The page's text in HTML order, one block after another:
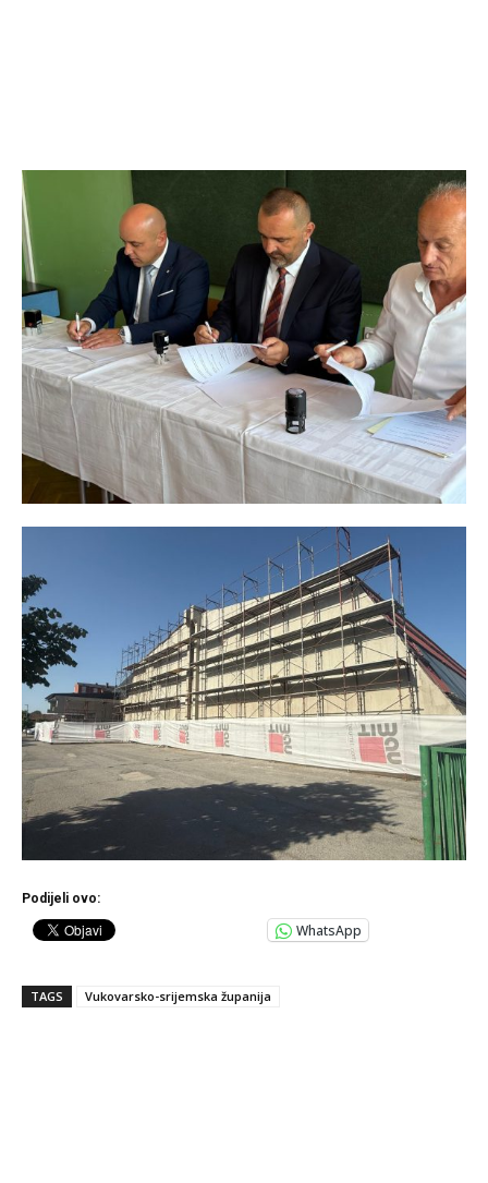
Podijeli ovo:
WhatsApp
TAGS Vukovarsko-srijemska županija